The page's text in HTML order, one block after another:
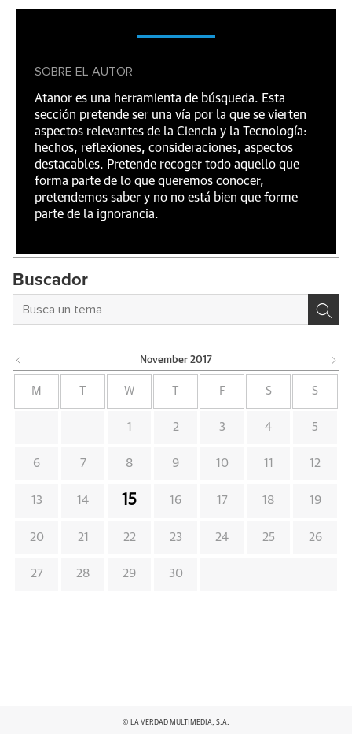
SOBRE EL AUTOR
Atanor es una herramienta de búsqueda. Esta
sección pretende ser una vía por la que se vierten
aspectos relevantes de la Ciencia y la Tecnología:
hechos, reflexiones, consideraciones, aspectos
destacables. Pretende recoger todo aquello que
forma parte de lo que queremos conocer,
pretendemos saber y no no está bien que forme
parte de la ignorancia.
Buscador
November 2017
M W F S S
1 2 3 4 5
6 7 8 9 10 11 12
13 14 15 16 17 18 19
20 21 22 23 24 25 26
27 28 29 30
© LA VERDAD MULTIMEDIA, S.A.